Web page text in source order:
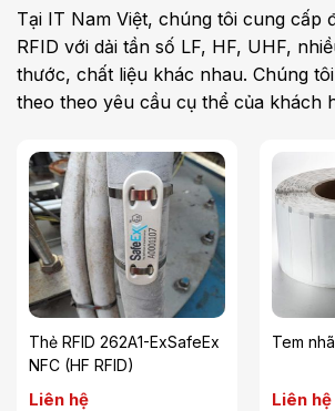
Tại IT Nam Việt, chúng tôi cung cấp
RFID với dải tần số LF, HF, UHF,
thước, chất liệu khác nhau. Chúng
theo theo yêu cầu cụ thể của khách
Thẻ RFID 262A1-ExSafeEx
NFC (HF RFID)
Liên hệ
Tem
Liên hệ